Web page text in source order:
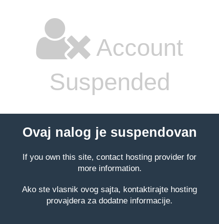
Account
Suspended
Ovaj nalog je suspendovan
If you own this site, contact hosting provider for
more information.
Ako ste vlasnik ovog sajta, kontaktirajte hosting
provajdera za dodatne informacije.